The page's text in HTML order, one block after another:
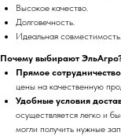
Высокое качество.
Долговечность.
Идеальная совместимость.
Почему выбирают
Прямое
цены на качественную
Удобные условия
осуществляется легко и
могли получить нужные